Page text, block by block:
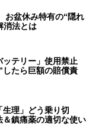
お盆休み特有の“隠れ
消法とは
ッテリー」使用禁止
したら巨額の賠償責
理」どう乗り切
鎮痛薬の適切な使い